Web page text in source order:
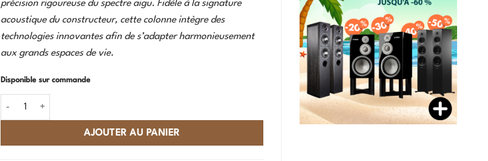
précision rigoureuse du spectre aigu. Fidèle à la signature
acoustique du constructeur, cette colonne intègre des
technologies innovantes afin de s’adapter harmonieusement
aux grands espaces de vie.
Disponible sur commande
quantité de BLAM - Tenor Tower
AJOUTER AU PANIER